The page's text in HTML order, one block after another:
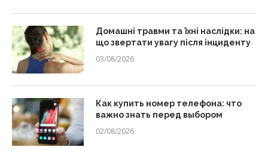
Домашні травми та їхні наслідки: на
що звертати увагу після інциденту
03/08/2026
Как купить номер телефона: что
важно знать перед выбором
02/08/2026